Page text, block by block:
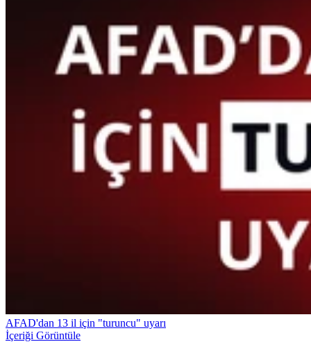
AFAD'dan 13 il için "turuncu" uyarı
İçeriği Görüntüle